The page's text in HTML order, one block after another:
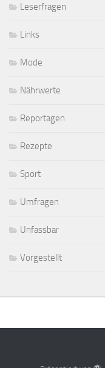
Leserfragen
Links
Mode
Nährwerte
Reportagen
Rezepte
Sport
Umfragen
Unfassbar
Vorgestellt